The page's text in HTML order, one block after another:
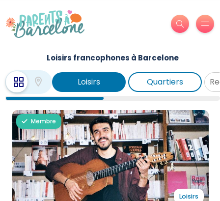
Loisirs francophones à Barcelone
Loisirs Quartiers
Membre
Loisirs